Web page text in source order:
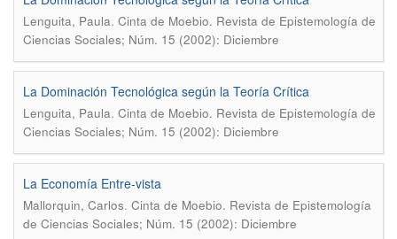
Lenguita, Paula. Cinta de Moebio. Revista de Epistemología de
Ciencias Sociales; Núm. 15 (2002): Diciembre
La Dominación Tecnológica según la Teoría Crítica
Lenguita, Paula. Cinta de Moebio. Revista de Epistemología de
Ciencias Sociales; Núm. 15 (2002): Diciembre
La Economía Entre-vista
Mallorquin, Carlos. Cinta de Moebio. Revista de Epistemología
de Ciencias Sociales; Núm. 15 (2002): Diciembre